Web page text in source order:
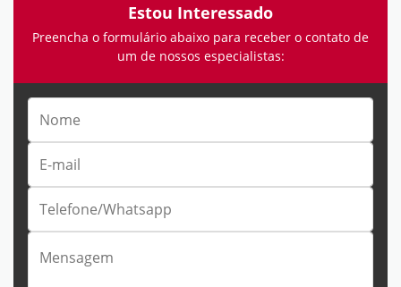
Estou Interessado
Preencha o formulário abaixo para receber o contato de
um de nossos especialistas: